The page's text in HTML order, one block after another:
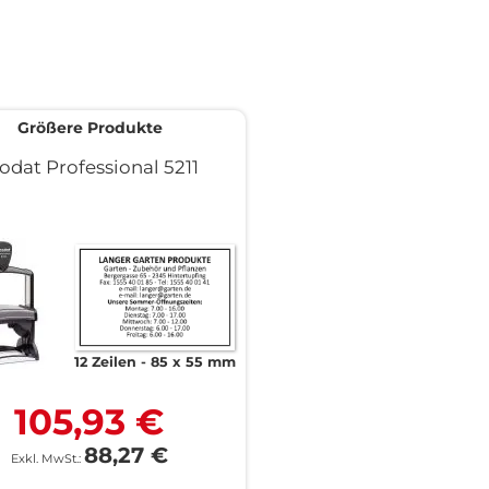
Größere Produkte
Professional 5211
12 Zeilen 85 x 55 mm
105,93 €
88,27 €